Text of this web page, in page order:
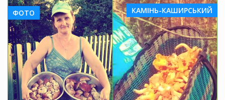
ФОТО КАМІНЬ-КАШИРСЬКИЙ